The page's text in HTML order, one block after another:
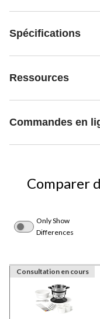
Spécifications
Ressources
Commandes en
Comparer
Only Show
Differences
Consultation en cours